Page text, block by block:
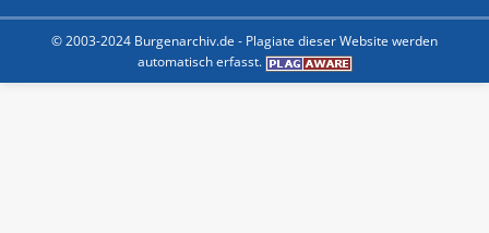
© 2003-2024 Burgenarchiv.de - Plagiate dieser Website werden
automatisch erfasst.